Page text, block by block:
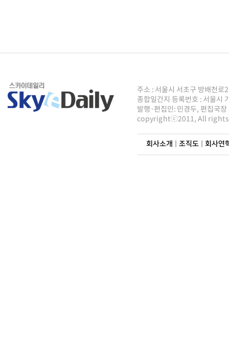
주소 : 서울시 서초구 방배천
종합일간지 등록번호 : 서울시
발행·편집인: 민경두, 편집국
copyrightⓒ2011, All rights
회사소개 |조직도 |회사연